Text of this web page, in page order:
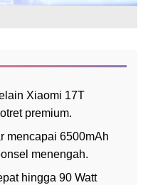
Xiaomi 17T
premium.
mencapai 6500mAh
menengah.
hingga 90 Watt